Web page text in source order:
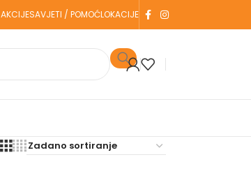
AKCIJESAVJETI / POMOĆLOKACIJE